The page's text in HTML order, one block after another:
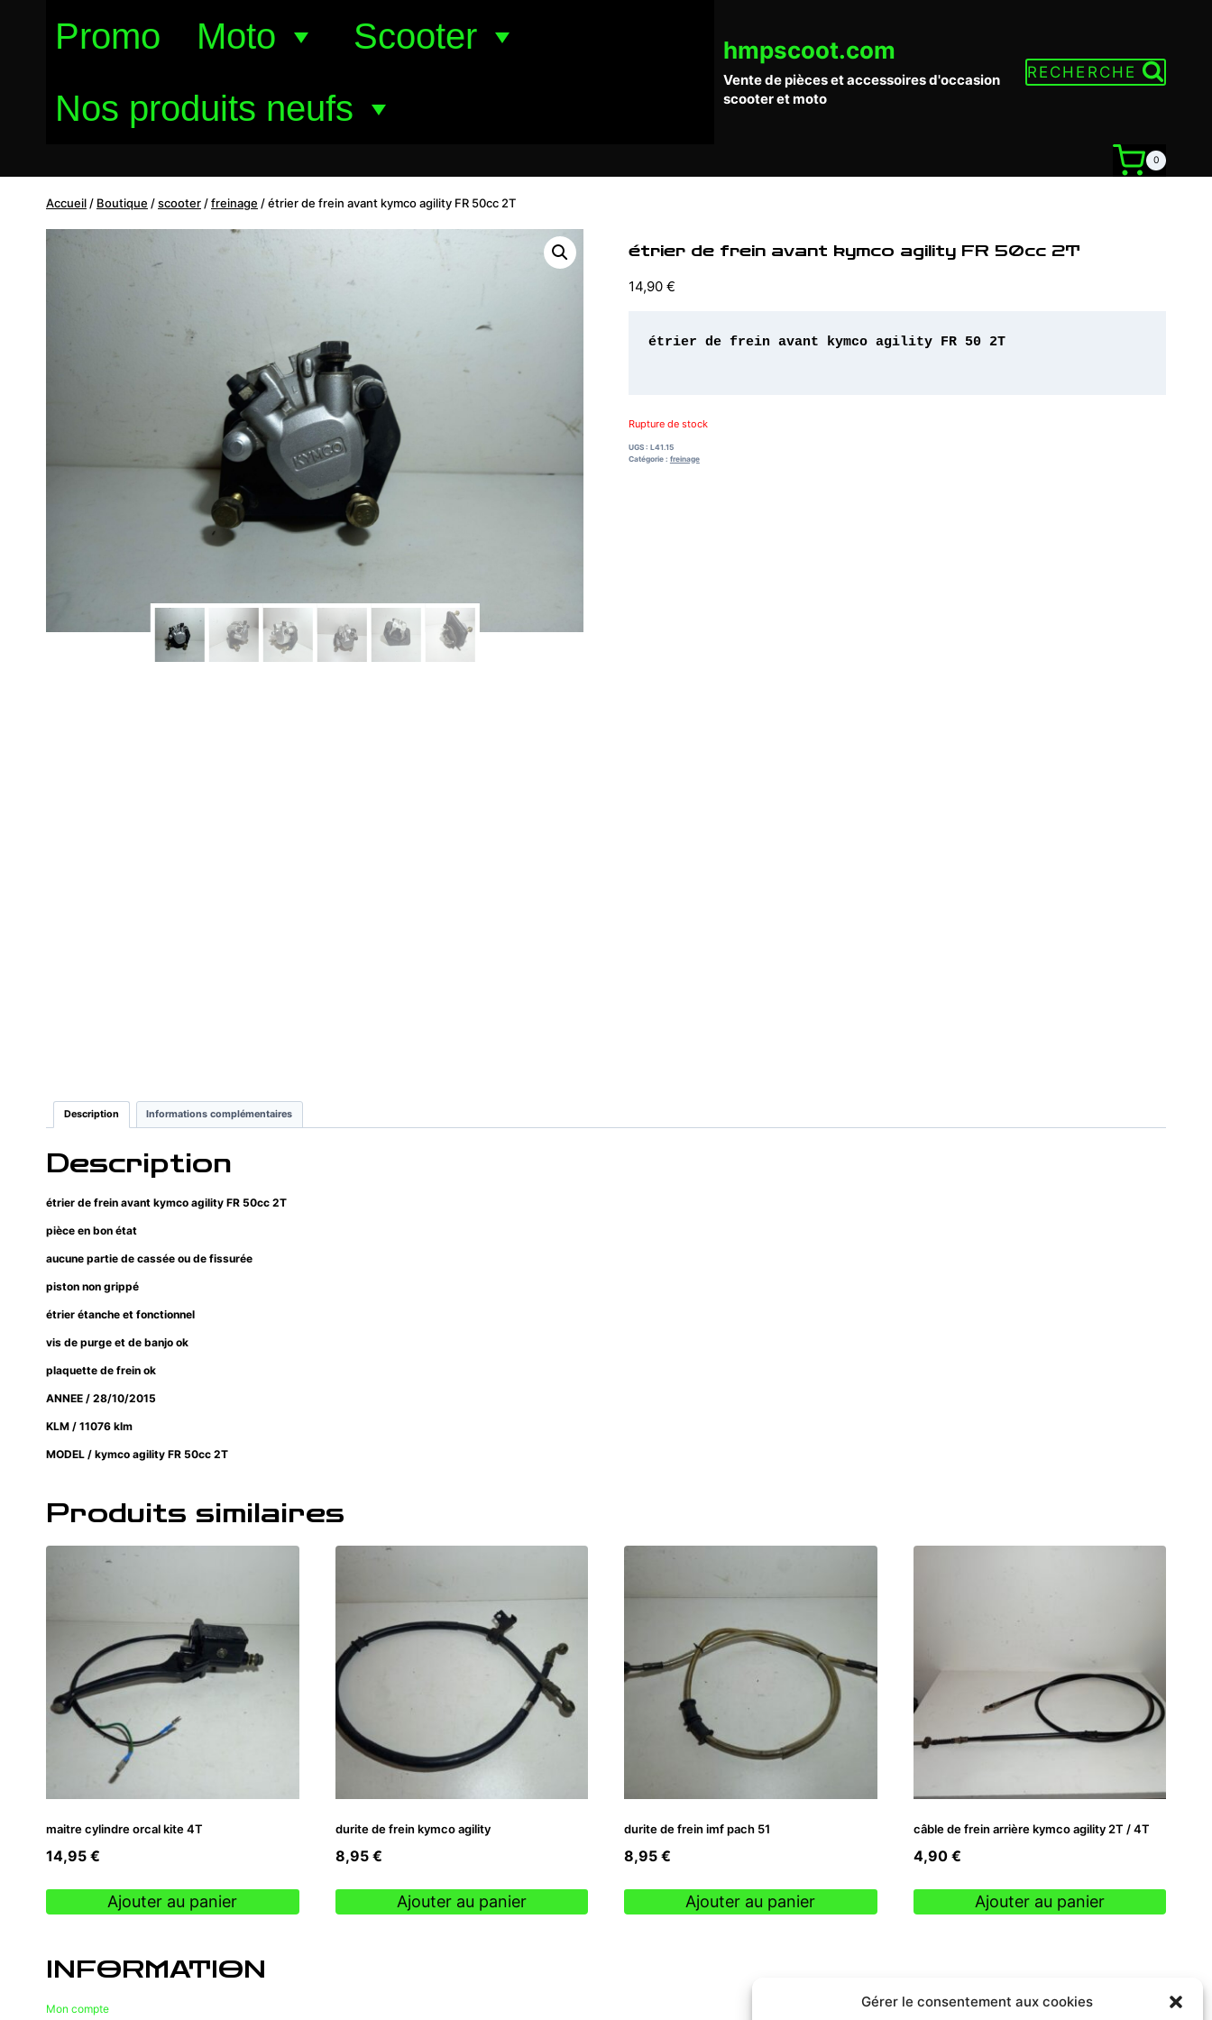
Gérer le consentement aux cookies
Promo Moto
Scooter
Nos produits neufs
hmpscoot.com
Vente de pièces et accessoires d'occasion
scooter et moto
RECHERCHE
0
Accueil / Boutique /scooter /freinage /étrier de frein avant kymco agility FR 50cc 2T
étrier de frein avant kymco agility FR 50cc 2T
14,90 €
étrier de frein avant kymco agility FR 50 2T
Rupture de stock
UGS : L41.15
Catégorie : freinage
Description Informations complémentaires
Description
étrier de frein avant kymco agility FR 50cc 2T
pièce en bon état
aucune partie de cassée ou de fissurée
piston non grippé
étrier étanche et fonctionnel
vis de purge et de banjo ok
plaquette de frein ok
ANNEE / 28/10/2015
KLM / 11076 klm
MODEL / kymco agility FR 50cc 2T
Produits similaires
maitre cylindre orcal kite 4T
14,95 €
Ajouter au panier
durite de frein kymco agility
8,95 €
Ajouter au panier
durite de frein imf pach 51
8,95 €
Ajouter au panier
câble de frein arrière kymco agility 2T / 4T
4,90 €
Ajouter au panier
INFORMATION
Mon compte